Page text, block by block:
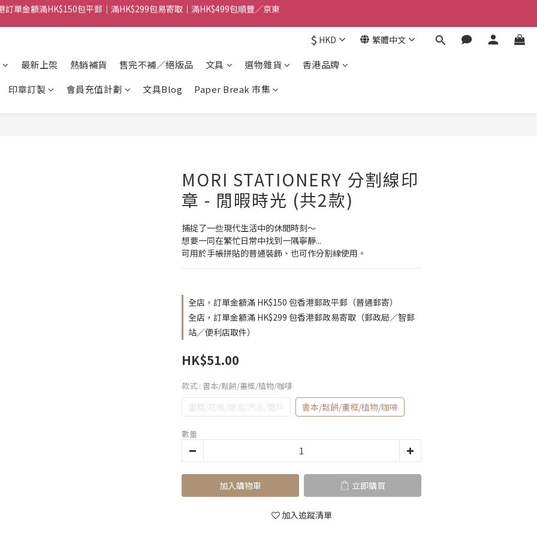
訂單金額滿HK$150包平郵｜滿HK$299包易寄取｜滿HK$499包順豐／京東
【網店限定！】指定清貨商品每消費HK$100即享購物金HK$50回贈 👈
$ HKD 繁體中文
最新上架 熱銷補貨 售完不補／絕版品 文具 選物雜貨
香港品牌
印章訂製
會員充值計劃 文具Blog Paper Break 市集
MORI STATIONERY 分割線印
章 - 閒暇時光 (共2款)
捕捉了一些現代生活中的休閒時刻～
想要一同在繁忙日常中找到一隅寧靜...
可用於手帳拼貼的普通裝飾、也可作分割線使用。
全店，訂單金額滿 HK$150 包香港郵政平郵（普通郵寄）
全店，訂單金額滿 HK$299 包香港郵政易寄取（郵政局／智郵
站／便利店取件）
HK$51.00
款式 : 書本/鬆餅/畫框/植物/咖啡
蛋糕/花瓶/燈泡/汽水/窗戶 書本/鬆餅/畫框/植物/咖啡
數量
加入購物車 立即購買
加入追蹤清單